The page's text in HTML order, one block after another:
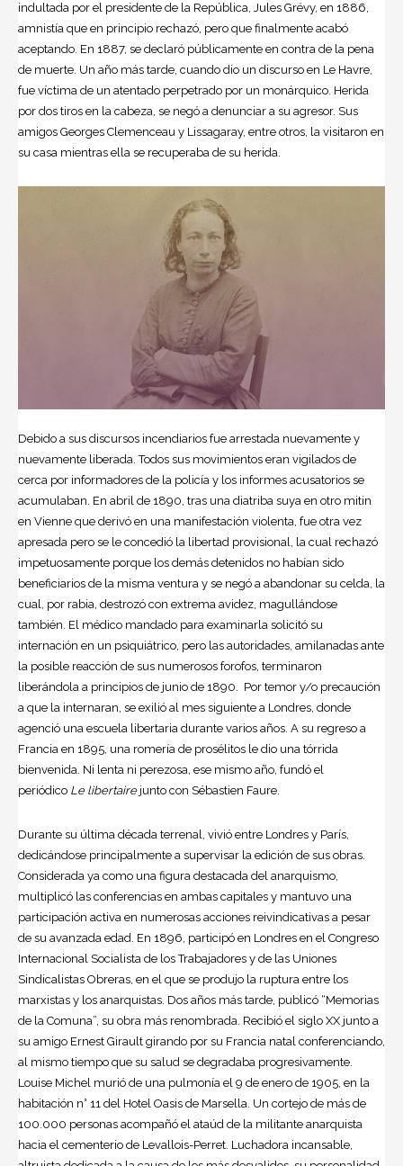
indultada por el presidente de la República, Jules Grévy, en 1886,
amnistía que en principio rechazó, pero que finalmente acabó
aceptando. En 1887, se declaró públicamente en contra de la pena
de muerte. Un año más tarde, cuando dio un discurso en Le Havre,
fue víctima de un atentado perpetrado por un monárquico. Herida
por dos tiros en la cabeza, se negó a denunciar a su agresor. Sus
amigos Georges Clemenceau y Lissagaray, entre otros, la visitaron en
su casa mientras ella se recuperaba de su herida.
Debido a sus discursos incendiarios fue arrestada nuevamente y
nuevamente liberada. Todos sus movimientos eran vigilados de
cerca por informadores de la policía y los informes acusatorios se
acumulaban. En abril de 1890, tras una diatriba suya en otro mitin
en Vienne que derivó en una manifestación violenta, fue otra vez
apresada pero se le concedió la libertad provisional, la cual rechazó
impetuosamente porque los demás detenidos no habían sido
beneficiarios de la misma ventura y se negó a abandonar su celda, la
cual, por rabia, destrozó con extrema avidez, magullándose
también. El médico mandado para examinarla solicitó su
internación en un psiquiátrico, pero las autoridades, amilanadas ante
la posible reacción de sus numerosos forofos, terminaron
liberándola a principios de junio de 1890. ​ Por temor y/o precaución
a que la internaran, se exilió al mes siguiente a Londres, donde
agenció una escuela libertaria durante varios años. A su regreso a
Francia en 1895, una romería de prosélitos le dio una tórrida
bienvenida. Ni lenta ni perezosa, ese mismo año, fundó el
periódico Le libertairejunto con Sébastien Faure.
Durante su última década terrenal, vivió entre Londres y París,
dedicándose principalmente a supervisar la edición de sus obras.
Considerada ya como una figura destacada del anarquismo,
multiplicó las conferencias en ambas capitales y mantuvo una
participación activa en numerosas acciones reivindicativas a pesar
de su avanzada edad. En 1896, participó en Londres en el Congreso
Internacional Socialista de los Trabajadores y de las Uniones
Sindicalistas Obreras, en el que se produjo la ruptura entre los
marxistas y los anarquistas. Dos años más tarde, publicó “Memorias
de la Comuna”, su obra más renombrada. Recibió el siglo XX junto a
su amigo Ernest Girault girando por su Francia natal conferenciando,
al mismo tiempo que su salud se degradaba progresivamente.
Louise Michel murió de una pulmonía el 9 de enero de 1905, en la
habitación n° 11 del Hotel Oasis de Marsella. Un cortejo de más de
100.000 personas acompañó el ataúd de la militante anarquista
hacia el cementerio de Levallois-Perret. Luchadora incansable,